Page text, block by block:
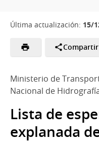
Última actualización: 15/
Compartir
Ministerio de
Nacional de
Lista de
explanada